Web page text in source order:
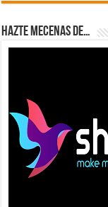
Hazte Mecenas de…